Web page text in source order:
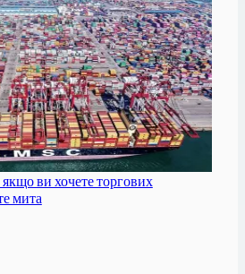
ви хочете торгових
мита